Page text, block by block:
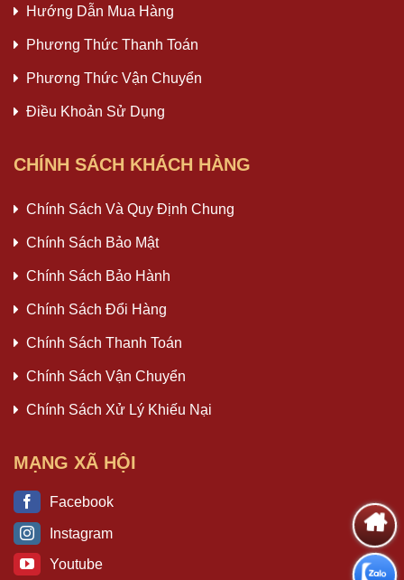
Hướng Dẫn Mua Hàng
Phương Thức Thanh Toán
Phương Thức Vận Chuyển
Điều Khoản Sử Dụng
CHÍNH SÁCH KHÁCH HÀNG
Chính Sách Và Quy Định Chung
Chính Sách Bảo Mật
Chính Sách Bảo Hành
Chính Sách Đổi Hàng
Chính Sách Thanh Toán
Chính Sách Vận Chuyển
Chính Sách Xử Lý Khiếu Nại
MẠNG XÃ HỘI
Facebook
Instagram
Youtube